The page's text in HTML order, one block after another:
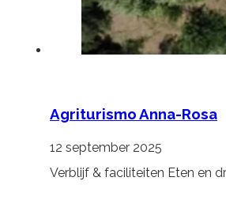
Agriturismo Anna-Rosa
12 september 2025
Verblijf & faciliteiten Eten en